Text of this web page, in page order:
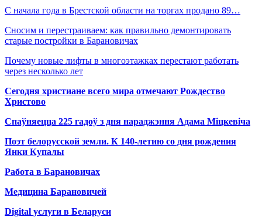
С начала года в Брестской области на торгах продано 89…
Сносим и перестраиваем: как правильно демонтировать
старые постройки в Барановичах
Почему новые лифты в многоэтажках перестают работать
через несколько лет
Сегодня христиане всего мира отмечают Рождество
Христово
Спаўняецца 225 гадоў з дня нараджэння Адама Міцкевіча
Поэт белорусской земли. К 140-летию со дня рождения
Янки Купалы
Работа в Барановичах
Медицина Барановичей
Digital услуги в Беларуси